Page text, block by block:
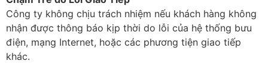
Công ty không chịu trách nhiệm nếu khách hàng không
nhận được thông báo kịp thời do lỗi của hệ thống bưu
điện, mạng Internet, hoặc các phương tiện giao tiếp
khác.